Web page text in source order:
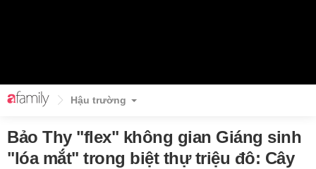
Hậu trường
Bảo Thy "flex" không gian Giáng sinh
"lóa mắt" trong biệt thự triệu đô: Cây